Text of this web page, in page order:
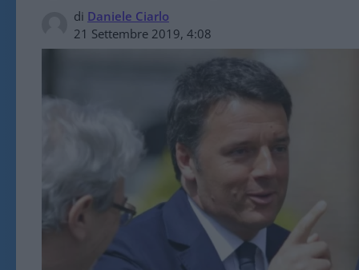
di Daniele Ciarlo
21 Settembre 2019, 4:08